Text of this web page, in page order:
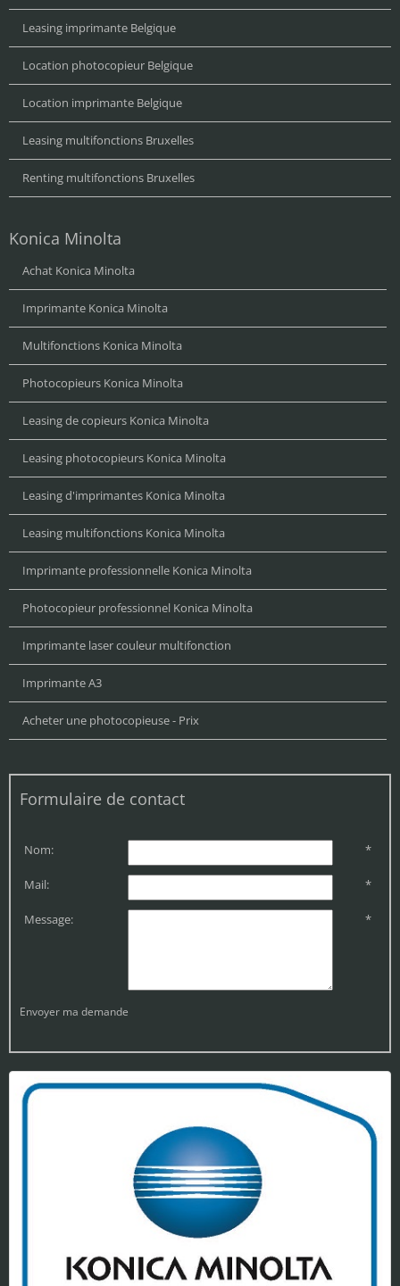
Leasing imprimante Belgique
Location photocopieur Belgique
Location imprimante Belgique
Leasing multifonctions Bruxelles
Renting multifonctions Bruxelles
Konica Minolta
Achat Konica Minolta
Imprimante Konica Minolta
Multifonctions Konica Minolta
Photocopieurs Konica Minolta
Leasing de copieurs Konica Minolta
Leasing photocopieurs Konica Minolta
Leasing d'imprimantes Konica Minolta
Leasing multifonctions Konica Minolta
Imprimante professionnelle Konica Minolta
Photocopieur professionnel Konica Minolta
Imprimante laser couleur multifonction
Imprimante A3
Acheter une photocopieuse - Prix
Formulaire de contact
Nom: *
Mail: *
Message: *
Envoyer ma demande